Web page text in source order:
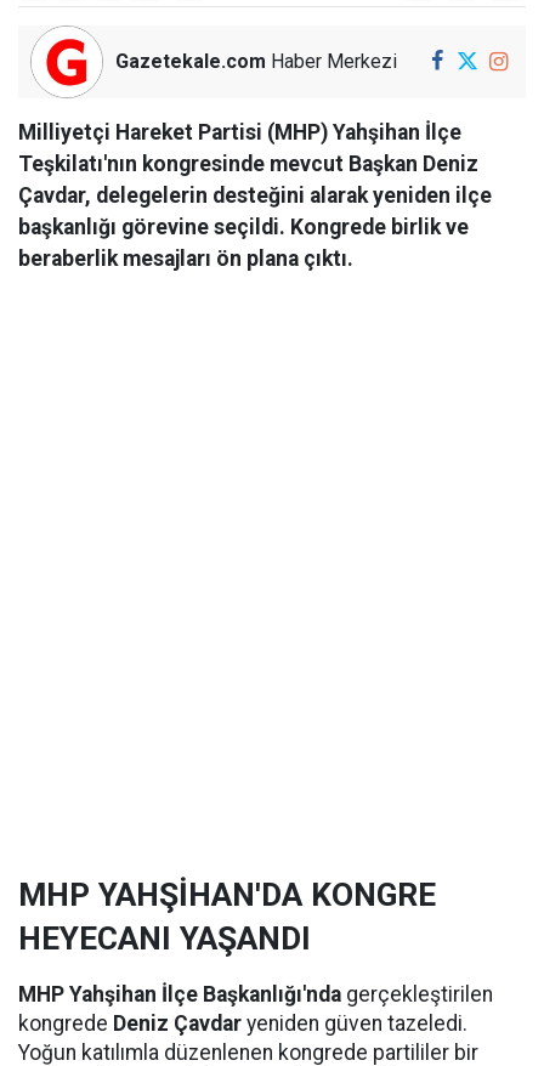
Gazetekale.com Haber Merkezi
Milliyetçi Hareket Partisi (MHP) Yahşihan İlçe
Teşkilatı'nın kongresinde mevcut Başkan Deniz
Çavdar, delegelerin desteğini alarak yeniden ilçe
başkanlığı görevine seçildi. Kongrede birlik ve
beraberlik mesajları ön plana çıktı.
MHP YAHŞİHAN'DA KONGRE
HEYECANI YAŞANDI
MHP Yahşihan İlçe Başkanlığı'nda gerçekleştirilen
kongrede Deniz Çavdar yeniden güven tazeledi.
Yoğun katılımla düzenlenen kongrede partililer bir